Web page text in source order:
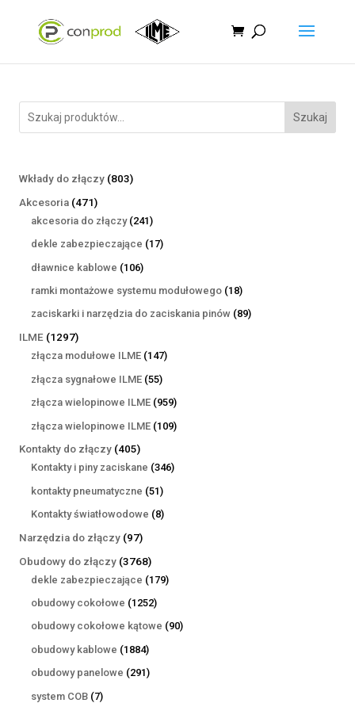
Szukaj
Wkłady do złączy 803803
Akcesoria 471471
produktów
akcesoria do złączy 241241
produktów
dekle zabezpieczające 1717
dławnice kablowe 106106
produktów
ramki montażowe systemu modułowego 1818
produktów
zaciskarki i narzędzia do zaciskania pinów 8989
ILME 12971297
produktów
złącza modułowe ILME 147147
złącza sygnałowe ILME 5555
produktów
złącza wielopinowe ILME 959959
produktów
złącza wielopinowe ILME 109109
Kontakty do złączy 405405
produktów
Kontakty i piny zaciskane 346346
kontakty pneumatyczne 5151
produktów
Kontakty światłowodowe 88
Narzędzia do złączy 9797
produktów
Obudowy do złączy 37683768
produktów
dekle zabezpieczające 179179
obudowy cokołowe 12521252
produkty
obudowy cokołowe kątowe 9090
obudowy kablowe 18841884
produkty
obudowy panelowe 291291
system COB 77